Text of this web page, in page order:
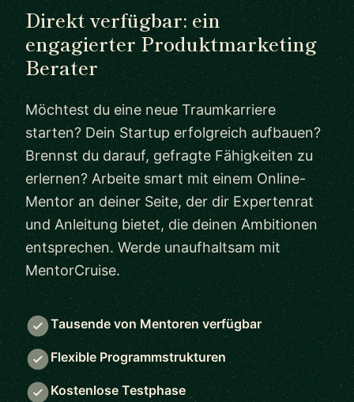
Direkt verfügbar: ein
engagierter Produktmarketing
Berater
Möchtest du eine neue Traumkarriere
starten? Dein Startup erfolgreich aufbauen?
Brennst du darauf, gefragte Fähigkeiten zu
erlernen? Arbeite smart mit einem Online-
Mentor an deiner Seite, der dir Expertenrat
und Anleitung bietet, die deinen Ambitionen
entsprechen. Werde unaufhaltsam mit
MentorCruise.
Tausende von Mentoren verfügbar
Flexible Programmstrukturen
Kostenlose Testphase